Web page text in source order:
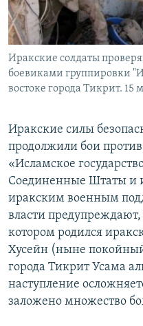
Иракские солдаты
боевиками группировки
востоке города Тикрит. 15
Иракские силы
продолжили бои
«Исламское
Соединенные Штаты и
иракским военным
власти
котором родился
Хусейн (ныне
города Тикрит Усама
наступление
заложено множество